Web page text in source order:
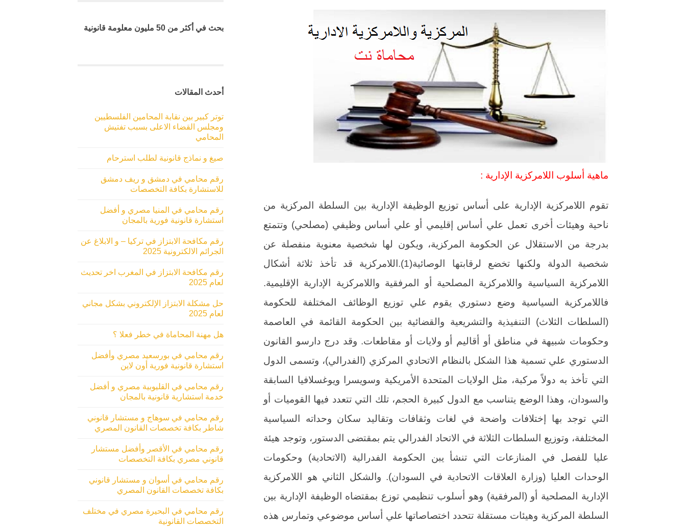
ماهية أسلوب اللامركزية الإدارية :
تقوم اللامركزية الإدارية على أساس توزيع الوظيفة الإدارية بين السلطة المركزية من
ناحية وهيئات أخرى تعمل علي أساس إقليمي أو علي أساس وظيفي (مصلحي) وتتمتع
بدرجة من الاستقلال عن الحكومة المركزية، ويكون لها شخصية معنوية منفصلة عن
شخصية الدولة ولكنها تخضع لرقابتها الوصائية(1).اللامركزية قد تأخذ ثلاثة أشكال
اللامركزية السياسية واللامركزية المصلحية أو المرفقية واللامركزية الإدارية الإقليمية.
فاللامركزية السياسية وضع دستوري يقوم علي توزيع الوظائف المختلفة للحكومة
(السلطات الثلاث) التنفيذية والتشريعية والقضائية بين الحكومة القائمة في العاصمة
وحكومات شبيهة في مناطق أو أقاليم أو ولايات أو مقاطعات. وقد درج دارسو القانون
الدستوري علي تسمية هذا الشكل بالنظام الاتحادي المركزي (الفدرالي)، وتسمى الدول
التي تأخذ به دولاً مركبة، مثل الولايات المتحدة الأمريكية وسويسرا ويوغسلافيا السابقة
والسودان، وهذا الوضع يتناسب مع الدول كبيرة الحجم، تلك التي تتعدد فيها القوميات أو
التي توجد بها إختلافات واضحة في لغات وثقافات وتقاليد سكان وحداته السياسية
المختلفة، وتوزيع السلطات الثلاثة في الاتحاد الفدرالي يتم بمقتضى الدستور، وتوجد هيئة
عليا للفصل في المنازعات التي تنشأ يبن الحكومة الفدرالية (الاتحادية) وحكومات
الوحدات العليا (وزارة العلاقات الاتحادية في السودان). والشكل الثاني هو اللامركزية
الإدارية المصلحية أو (المرفقية) وهو أسلوب تنظيمي توزع بمقتضاه الوظيفة الإدارية بين
السلطة المركزية وهيئات مستقلة تتحدد اختصاصاتها علي أساس موضوعي وتمارس هذه
بحث في أكثر من 50 مليون معلومة قانونية
أحدث المقالات
توتر كبير بين نقابة المحامين الفلسطيين
ومجلس القضاء الاعلى بسبب تفتيش
المحامي
صيغ و نماذج قانونية لطلب استرحام
رقم محامي في دمشق و ريف دمشق
للاستشارة بكافة التخصصات
رقم محامي في المنيا مصري و أفضل
استشارة قانونية فورية بالمجان
رقم مكافحة الابتزاز في تركيا – و الابلاغ عن
الجرائم الالكترونية 2025
رقم مكافحة الابتزاز في المغرب اخر تحديث
لعام 2025
حل مشكلة الابتزاز الإلكتروني بشكل مجاني
لعام 2025
هل مهنة المحاماة في خطر فعلا ؟
رقم محامي في بورسعيد مصري وأفضل
استشارة قانونية فورية أون لاين
رقم محامي في القليوبية مصري و أفضل
خدمة استشارية قانونية بالمجان
رقم محامي في سوهاج و مستشار قانوني
شاطر بكافة تخصصات القانون المصري
رقم محامي في الأقصر وأفضل مستشار
قانوني مصري بكافة التخصصات
رقم محامي في أسوان و مستشار قانوني
بكافة تخصصات القانون المصري
رقم محامي في البحيرة مصري في مختلف
التخصصات القانونية